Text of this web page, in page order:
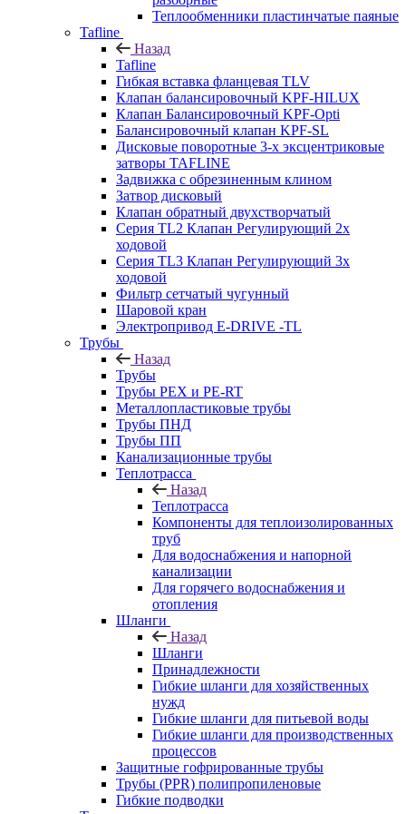
Теплообменники пластинчатые паяные
Tafline
Назад
Tafline
Гибкая вставка фланцевая TLV
Клапан балансировочный KPF-HILUX
Клапан Балансировочный KPF-Opti
Балансировочный клапан KPF-SL
Дисковые поворотные 3-х эксцентриковые
затворы TAFLINE
Задвижка с обрезиненным клином
Затвор дисковый
Клапан обратный двухстворчатый
Серия TL2 Клапан Регулирующий 2х
ходовой
Серия TL3 Клапан Регулирующий 3х
ходовой
Фильтр сетчатый чугунный
Шаровой кран
Электропривод E-DRIVE -TL
Трубы
Назад
Трубы
Трубы PEX и PE-RT
Металлопластиковые трубы
Трубы ПНД
Трубы ПП
Канализационные трубы
Теплотрасса
Назад
Теплотрасса
Компоненты для теплоизолированных
труб
Для водоснабжения и напорной
канализации
Для горячего водоснабжения и
отопления
Шланги
Назад
Шланги
Принадлежности
Гибкие шланги для хозяйственных
нужд
Гибкие шланги для питьевой воды
Гибкие шланги для производственных
процессов
Защитные гофрированные трубы
Трубы (РРR) полипропиленовые
Гибкие подводки